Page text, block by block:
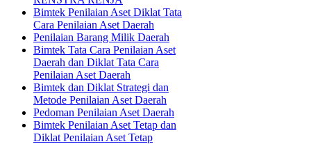
Bimtek Penilaian Aset Diklat Tata
Cara Penilaian Aset Daerah
Penilaian Barang Milik Daerah
Bimtek Tata Cara Penilaian Aset
Daerah dan Diklat Tata Cara
Penilaian Aset Daerah
Bimtek dan Diklat Strategi dan
Metode Penilaian Aset Daerah
Pedoman Penilaian Aset Daerah
Bimtek Penilaian Aset Tetap dan
Diklat Penilaian Aset Tetap